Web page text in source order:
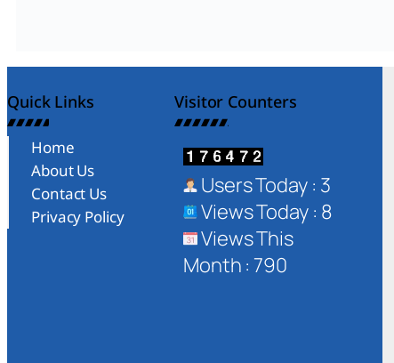
Quick Links
Home
About Us
Contact Us
Privacy Policy
Visitor Counters
Users Today : 3
Views Today : 8
Views This
Month : 790